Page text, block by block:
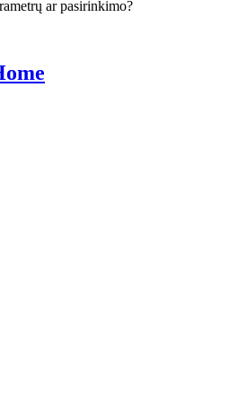
ar pasirinkimo?